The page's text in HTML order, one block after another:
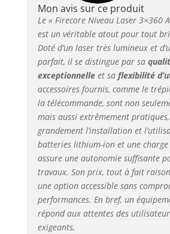
être
niveau
de
chantier.
Le
avec un
nivelant,
manuel
machine
mode
Mon avis sur ce produit
Le « Firecore Niveau Laser 3×360
est un véritable atout pour tout
Doté d’un laser très lumineux et
parfait, il se distingue par sa
exceptionnelleet sa flexibilité
accessoires fournis, comme le
la télécommande, sont non
mais aussi extrêmement
grandement l’installation et
batteries lithium-ion et une charge
assure une autonomie suffisante
travaux. Son prix, tout à fait
une option accessible sans
performances. En bref, un
répond aux attentes des
exigeants.